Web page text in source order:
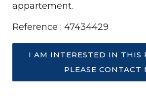
appartement.
Reference : 47434429
I AM INTERESTED IN THIS
PLEASE CONTACT